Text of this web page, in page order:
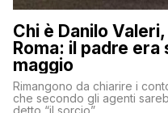
Chi è Danilo
Roma: il padre
maggio
Rimangono da chiarire i
che secondo gli agenti
detto “il sorcio”